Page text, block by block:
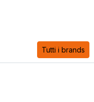
Tutti i brands